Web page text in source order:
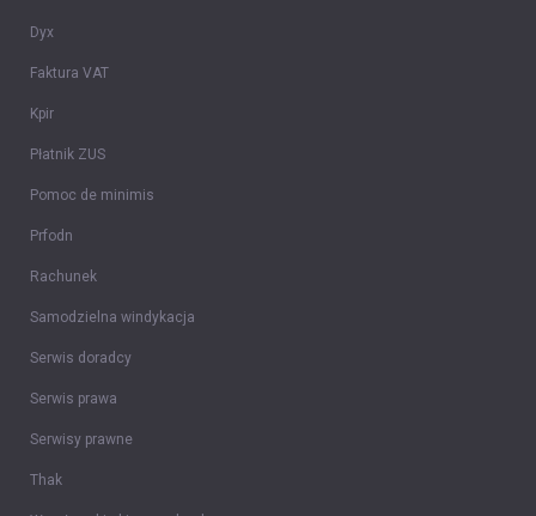
Dyx
Faktura VAT
Kpir
Płatnik ZUS
Pomoc de minimis
Prfodn
Rachunek
Samodzielna windykacja
Serwis doradcy
Serwis prawa
Serwisy prawne
Thak